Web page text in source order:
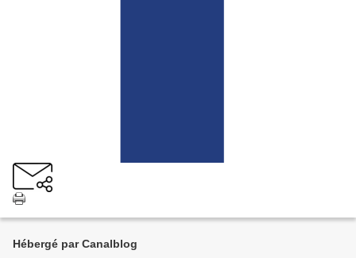
Hébergé par Canalblog